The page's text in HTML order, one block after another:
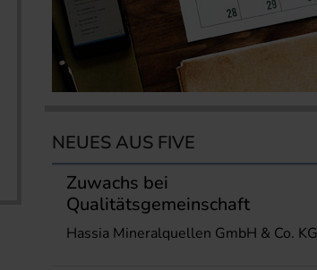
NEUES AUS FIVE
Zuwachs bei
Qualitätsgemeinschaft
Hassia Mineralquellen GmbH & Co. KG